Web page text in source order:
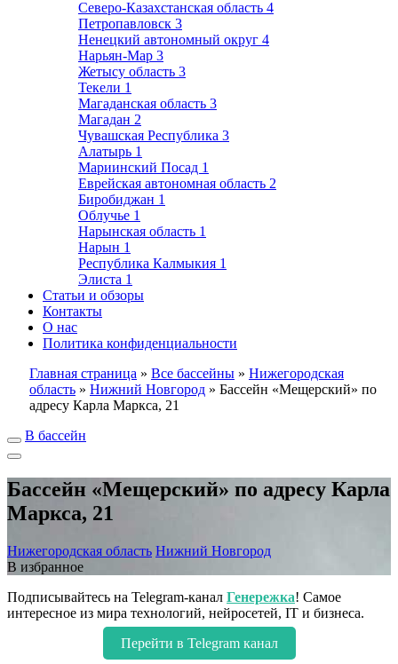
Северо-Казахстанская область 4
Петропавловск 3
Ненецкий автономный округ 4
Нарьян-Мар 3
Жетысу область 3
Текели 1
Магаданская область 3
Магадан 2
Чувашская Республика 3
Алатырь 1
Мариинский Посад 1
Еврейская автономная область 2
Биробиджан 1
Облучье 1
Нарынская область 1
Нарын 1
Республика Калмыкия 1
Элиста 1
Статьи и обзоры
Контакты
О нас
Политика конфиденциальности
Главная страница » Все бассейны » Нижегородская
область » Нижний Новгород » Бассейн «Мещерский» по
адресу Карла Маркса, 21
В бассейн
Бассейн «Мещерский» по адресу Карла
Маркса, 21
Нижегородская область Нижний Новгород
В избранное
Подписывайтесь на Telegram-канал Генережка! Самое
интересное из мира технологий, нейросетей, IT и бизнеса.
Перейти в Telegram канал